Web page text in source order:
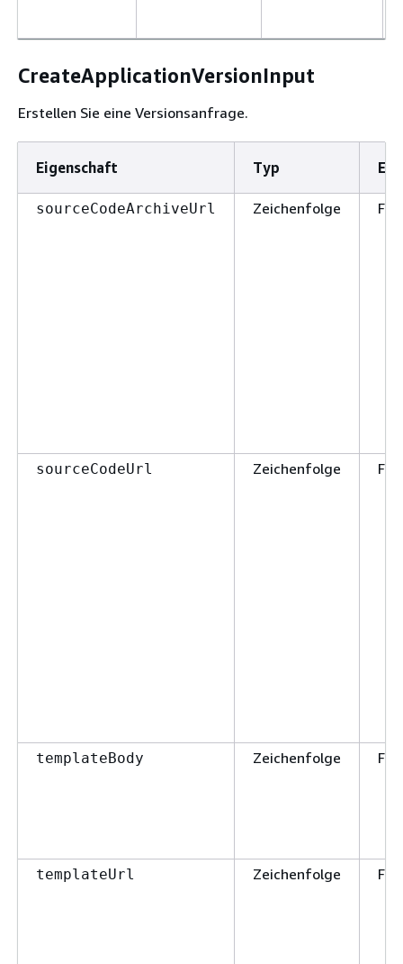
CreateApplicationVersionInput
Erstellen Sie eine Versionsanfrage.
Eigenschaft Typ
sourceCodeArchiveUrl Zeichenfolge
sourceCodeUrl Zeichenfolge
templateBody Zeichenfolge
templateUrl Zeichenfolge